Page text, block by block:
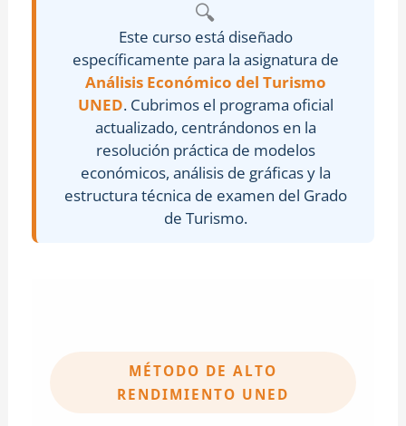
🔍
Este curso está diseñado
específicamente para la asignatura de
Análisis Económico del Turismo
UNED. Cubrimos el programa oficial
actualizado, centrándonos en la
resolución práctica de modelos
económicos, análisis de gráficas y la
estructura técnica de examen del Grado
de Turismo.
MÉTODO DE ALTO
RENDIMIENTO UNED